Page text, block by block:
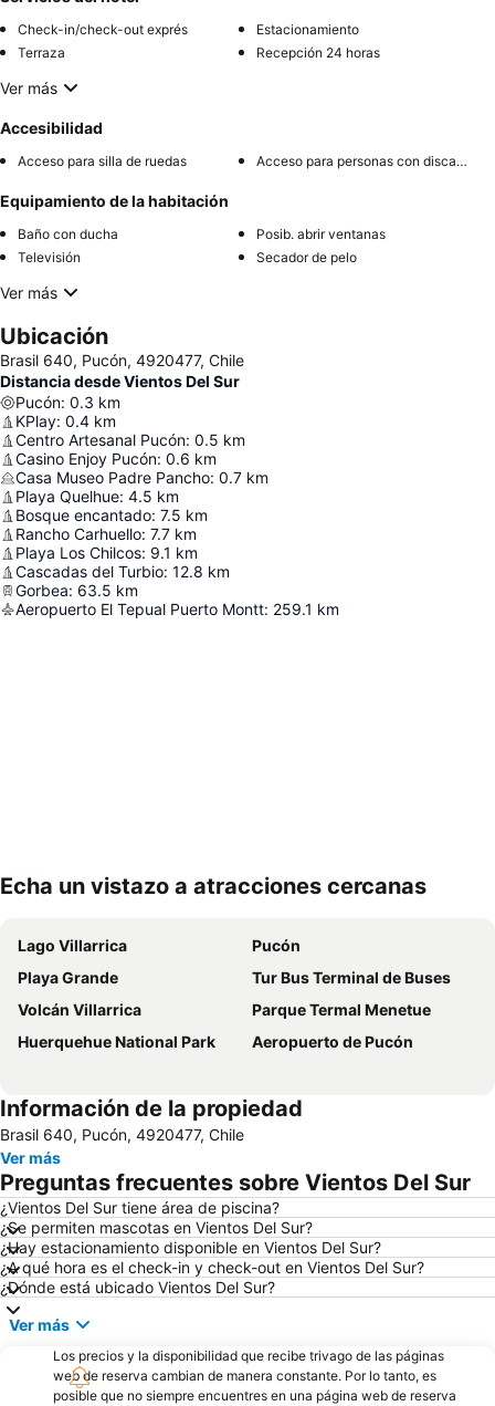
Check-in/check-out exprés
Estacionamiento
Terraza
Recepción 24 horas
Ver más
Accesibilidad
Acceso para silla de ruedas Acceso para personas con discapacidad
Equipamiento de la habitación
Baño con ducha
Posib. abrir ventanas
Televisión
Secador de pelo
Ver más
Ubicación
Brasil 640, Pucón, 4920477, Chile
Distancia desde Vientos Del Sur
Pucón: 0.3 km
KPlay: 0.4 km
Centro Artesanal Pucón: 0.5 km
Casino Enjoy Pucón: 0.6 km
Casa Museo Padre Pancho: 0.7 km
Playa Quelhue: 4.5 km
Bosque encantado: 7.5 km
Rancho Carhuello: 7.7 km
Playa Los Chilcos: 9.1 km
Cascadas del Turbio: 12.8 km
Gorbea: 63.5 km
Aeropuerto El Tepual Puerto Montt: 259.1 km
Echa un vistazo a atracciones cercanas
Lago Villarrica
Pucón
Playa Grande
Tur Bus Terminal de Buses
Volcán Villarrica
Parque Termal Menetue
Huerquehue National Park
Aeropuerto de Pucón
Información de la propiedad
Brasil 640, Pucón, 4920477, Chile
Ver más
Preguntas frecuentes sobre Vientos Del Sur
¿Vientos Del Sur tiene área de piscina?
¿Se permiten mascotas en Vientos Del Sur?
¿Hay estacionamiento disponible en Vientos Del Sur?
¿A qué hora es el check-in y check-out en Vientos Del Sur?
¿Dónde está ubicado Vientos Del Sur?
Ver más
Los precios y la disponibilidad que recibe trivago de las páginas
web de reserva cambian de manera constante. Por lo tanto, es
posible que no siempre encuentres en una página web de reserva